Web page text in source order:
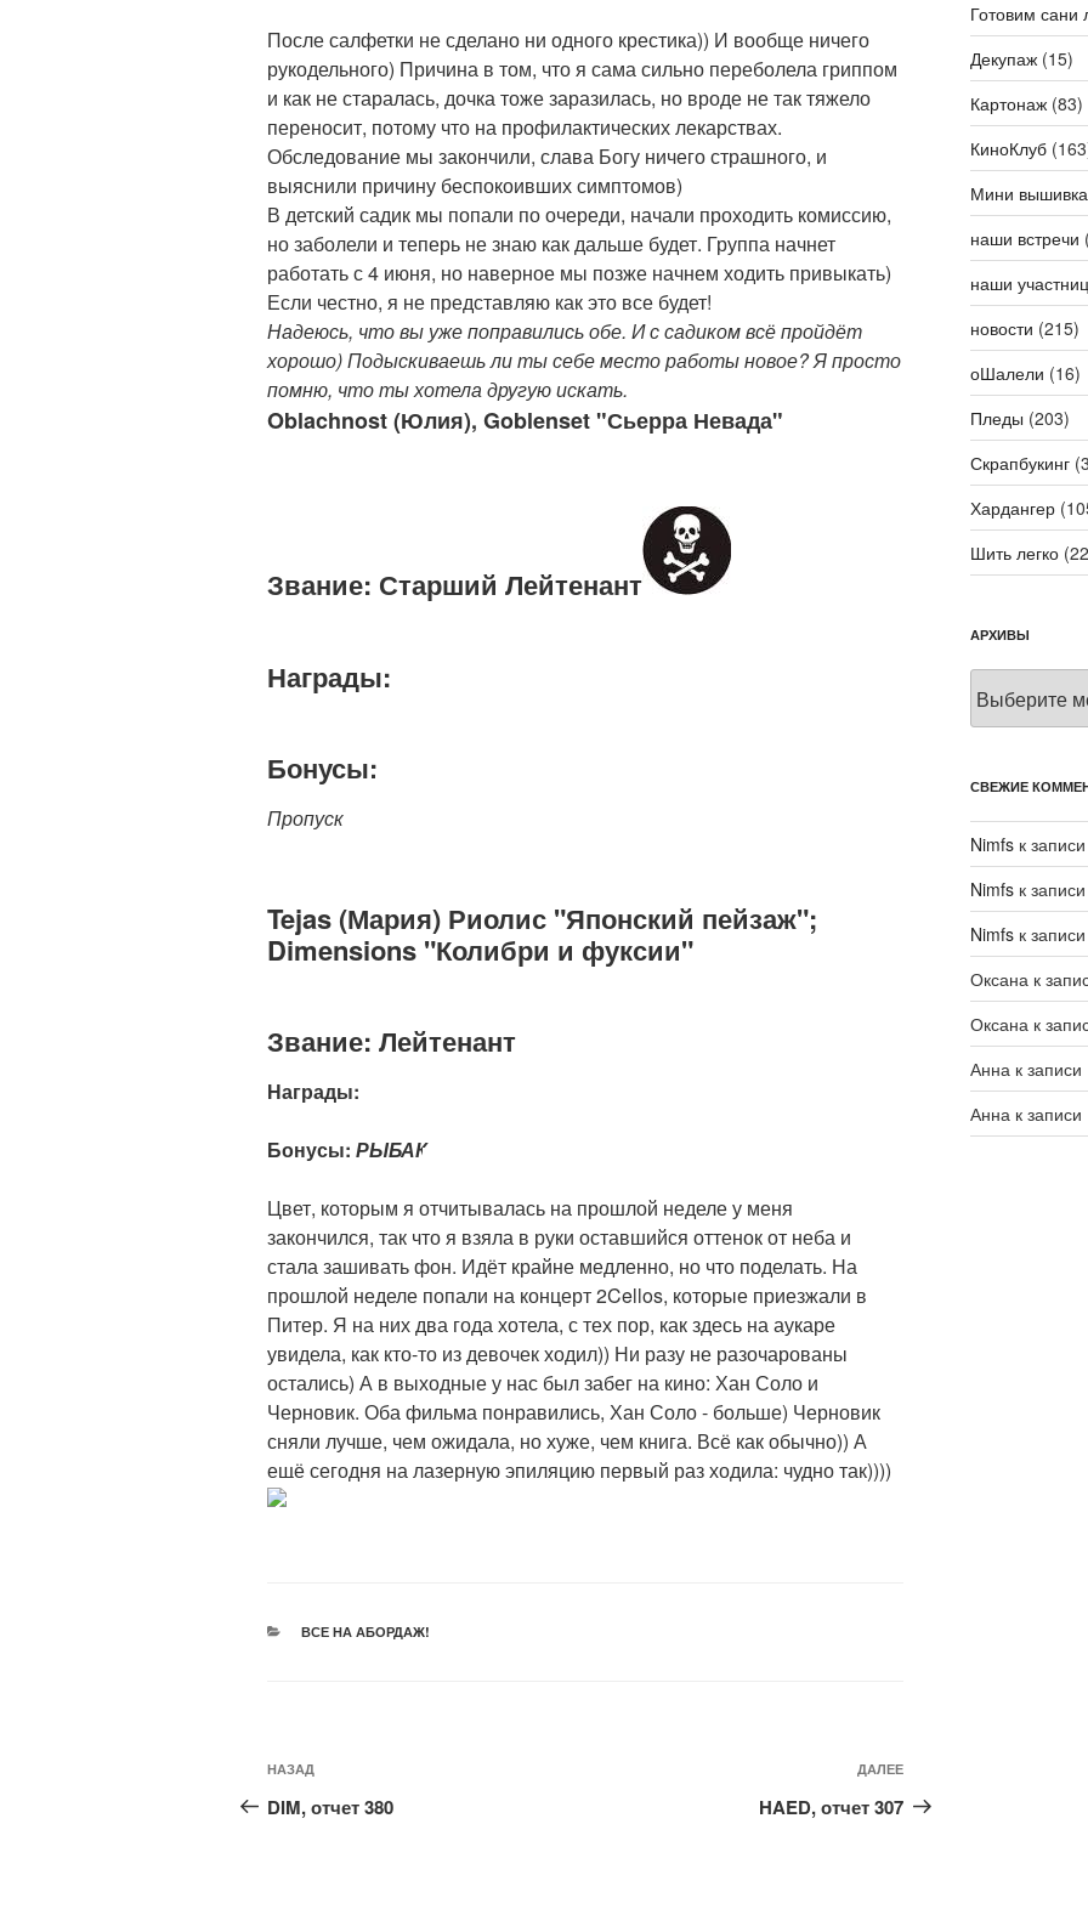
После салфетки не сделано ни одного крестика)) И вообще ничего
рукодельного) Причина в том, что я сама сильно переболела гриппом
и как не старалась, дочка тоже заразилась, но вроде не так тяжело
переносит, потому что на профилактических лекарствах.
Обследование мы закончили, слава Богу ничего страшного, и
выяснили причину беспокоивших симптомов)
В детский садик мы попали по очереди, начали проходить комиссию,
но заболели и теперь не знаю как дальше будет. Группа начнет
работать с 4 июня, но наверное мы позже начнем ходить привыкать)
Если честно, я не представляю как это все будет!
Надеюсь, что вы уже поправились обе. И с садиком всё пройдёт
хорошо) Подыскиваешь ли ты себе место работы новое? Я просто
помню, что ты хотела другую искать.
Oblachnost (Юлия), Goblenset "Сьерра Невада"
Звание: Старший Лейтенант
Награды:
Бонусы:
Пропуск
Tejas (Мария) Риолис "Японский пейзаж";
Dimensions "Колибри и фуксии"
Звание: Лейтенант
Награды:
Бонусы: РЫБАК
Цвет, которым я отчитывалась на прошлой неделе у меня
закончился, так что я взяла в руки оставшийся оттенок от неба и
стала зашивать фон. Идёт крайне медленно, но что поделать. На
прошлой неделе попали на концерт 2Cellos, которые приезжали в
Питер. Я на них два года хотела, с тех пор, как здесь на аукаре
увидела, как кто-то из девочек ходил)) Ни разу не разочарованы
остались) А в выходные у нас был забег на кино: Хан Соло и
Черновик. Оба фильма понравились, Хан Соло - больше) Черновик
сняли лучше, чем ожидала, но хуже, чем книга. Всё как обычно)) А
ещё сегодня на лазерную эпиляцию первый раз ходила: чудно так))))
РУБРИКИ
ВСЕ НА АБОРДАЖ!
Навигация
по
Предыдущая
запись:
НАЗАД
DIM, отчет 380
запись
ДАЛЕЕ
HAED, отчет 307
Готовим сани
Декупаж(15)
Картонаж(83)
КиноКлуб
Мини вышивка
наши встречи
наши
новости (215)
оШалели (16)
Пледы (203)
Скрапбукинг
Хардангер
Шить легко
АРХИВЫ
СВЕЖИЕ
Nimfsк
Nimfsк
Nimfsк
Оксанак
Оксанак
Аннак записи
Аннак записи